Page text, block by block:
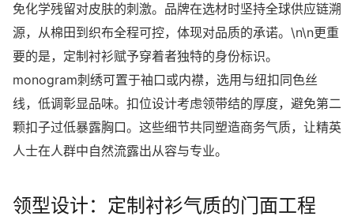
免化学残留对皮肤的刺激。品牌在选材时坚持全球供应链溯
源，从棉田到织布全程可控，体现对品质的承诺。\n\n更重
要的是，定制衬衫赋予穿着者独特的身份标识。
monogram刺绣可置于袖口或内襟，选用与纽扣同色丝
线，低调彰显品味。扣位设计考虑领带结的厚度，避免第二
颗扣子过低暴露胸口。这些细节共同塑造商务气质，让精英
人士在人群中自然流露出从容与专业。
领型设计：定制衬衫气质的门面工程